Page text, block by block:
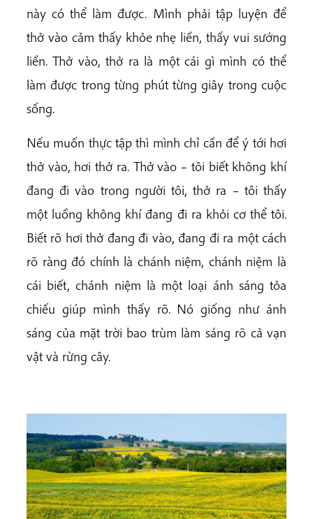
này có thể làm được. Mình phải tập luyện để
thở vào cảm thấy khỏe nhẹ liền, thấy vui sướng
liền. Thở vào, thở ra là một cái gì mình có thể
làm được trong từng phút từng giây trong cuộc
sống.
Nếu muốn thực tập thì mình chỉ cần để ý tới hơi
thở vào, hơi thở ra. Thở vào – tôi biết không khí
đang đi vào trong người tôi, thở ra – tôi thấy
một luồng không khí đang đi ra khỏi cơ thể tôi.
Biết rõ hơi thở đang đi vào, đang đi ra một cách
rõ ràng đó chính là chánh niệm, chánh niệm là
cái biết, chánh niệm là một loại ánh sáng tỏa
chiếu giúp mình thấy rõ. Nó giống như ánh
sáng của mặt trời bao trùm làm sáng rõ cả vạn
vật và rừng cây.